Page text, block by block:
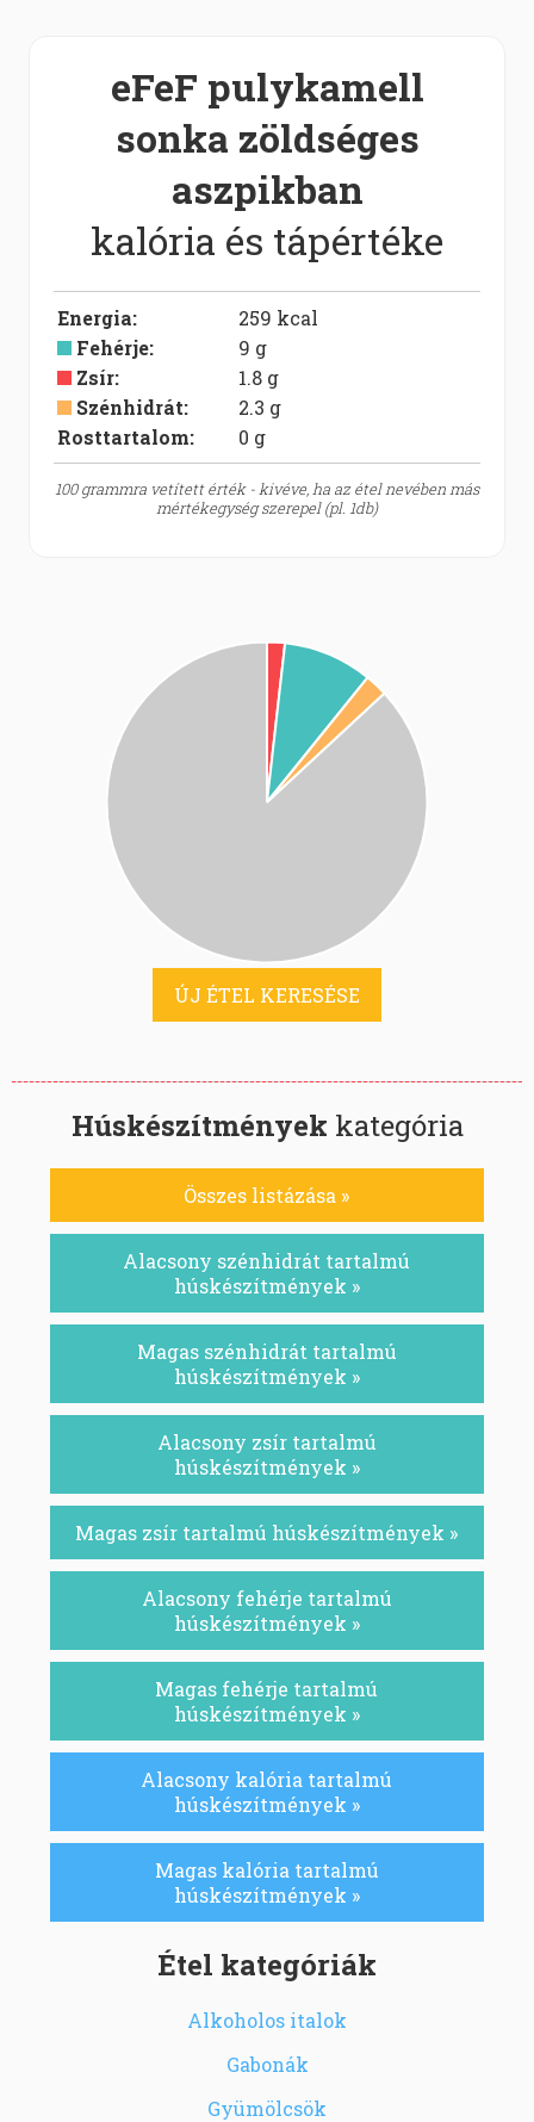
eFeF pulykamell
sonka zöldséges
aszpikban
kalória és tápértéke
Energia: 259 kcal
Fehérje: 9 g
Zsír: 1.8 g
Szénhidrát: 2.3 g
Rosttartalom:
0 g
100 grammra vetített érték - kivéve, ha az étel nevében más
mértékegység szerepel (pl. 1db)
ÚJ ÉTEL KERESÉSE
Húskészítmények kategória
Összes listázása »
Alacsony szénhidrát tartalmú
húskészítmények »
Magas szénhidrát tartalmú
húskészítmények »
Alacsony zsír tartalmú
húskészítmények »
Magas zsír tartalmú húskészítmények »
Alacsony fehérje tartalmú
húskészítmények »
Magas fehérje tartalmú
húskészítmények »
Alacsony kalória tartalmú
húskészítmények »
Magas kalória tartalmú
húskészítmények »
Étel kategóriák
Alkoholos italok
Gabonák
Gyümölcsök